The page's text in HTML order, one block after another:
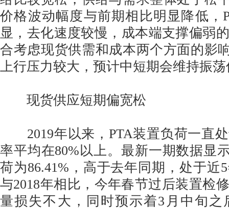
价格波动幅度与前期相比明显降低，
显，去化速度较慢，成本端支撑偏弱
合考虑现货供需和成本两个方面的影
上行压力较大，预计中短期会维持振
现货供应短期偏宽松
2019年以来，PTA装置负荷一直处
率平均在80%以上。最新一期数据显
荷为86.41%，高于去年同期，处于近
与2018年相比，今年春节过后装置检
量损失不大，同时预示着3月中旬之